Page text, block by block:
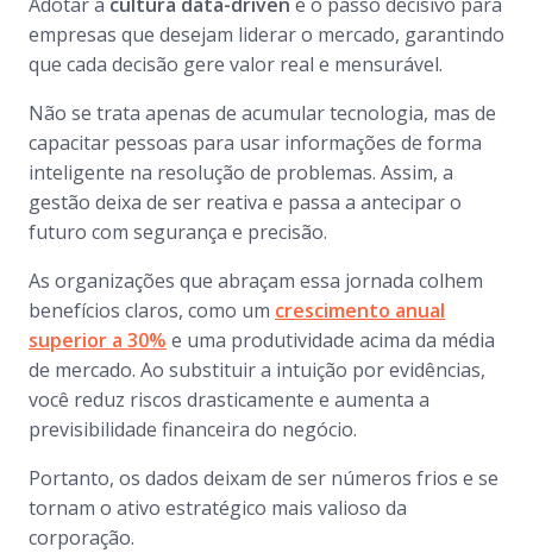
empresas que desejam liderar o mercado, garantindo
que cada decisão gere valor real e mensurável.
Não se trata apenas de acumular tecnologia, mas de
capacitar pessoas para usar informações de forma
inteligente na resolução de problemas. Assim, a
gestão deixa de ser reativa e passa a antecipar o
futuro com segurança e precisão.
As organizações que abraçam essa jornada colhem
benefícios claros, como um crescimento anual
superior a 30% e uma produtividade acima da média
de mercado. Ao substituir a intuição por evidências,
você reduz riscos drasticamente e aumenta a
previsibilidade financeira do negócio.
Portanto, os dados deixam de ser números frios e se
tornam o ativo estratégico mais valioso da
corporação.